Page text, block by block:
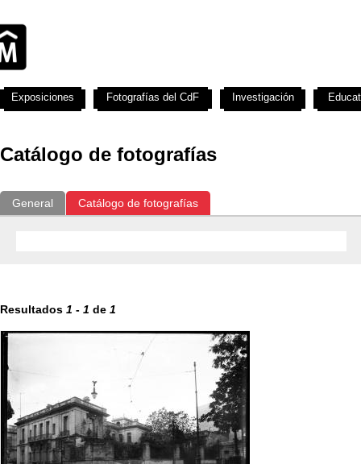
Catálogo de fotografías
General Catálogo de fotografías
Resultados 1 - 1 de 1
Exposiciones Fotografías del CdF Investigación